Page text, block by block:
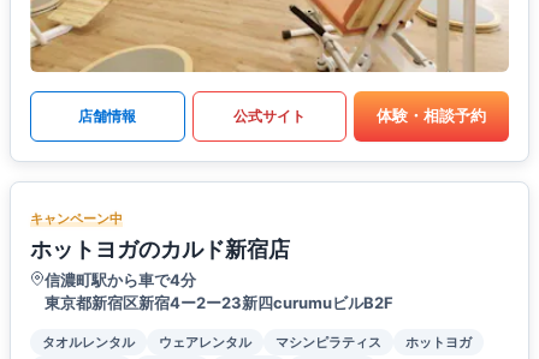
店舗情報 公式サイト 体験・相談予約
キャンペーン中
ホットヨガのカルド新宿店
信濃町駅から車で4分
東京都新宿区新宿4ー2ー23新四curumuビルB2F
タオルレンタル ウェアレンタル マシンピラティス
ホットヨガ